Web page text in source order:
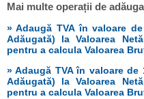
Mai multe operații de
» Adaugă TVA în valoare
Adăugată) la Valoarea
pentru a calcula Valoarea
» Adaugă TVA în valoare de
Adăugată) la Valoarea
pentru a calcula Valoarea